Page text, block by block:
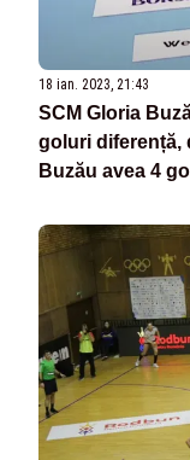
18 ian. 2023, 21:43
SCM Gloria
goluri diferență,
Buzău avea 4